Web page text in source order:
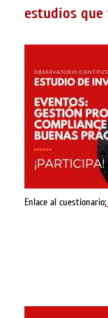
estudios que
Enlace al cuestionario